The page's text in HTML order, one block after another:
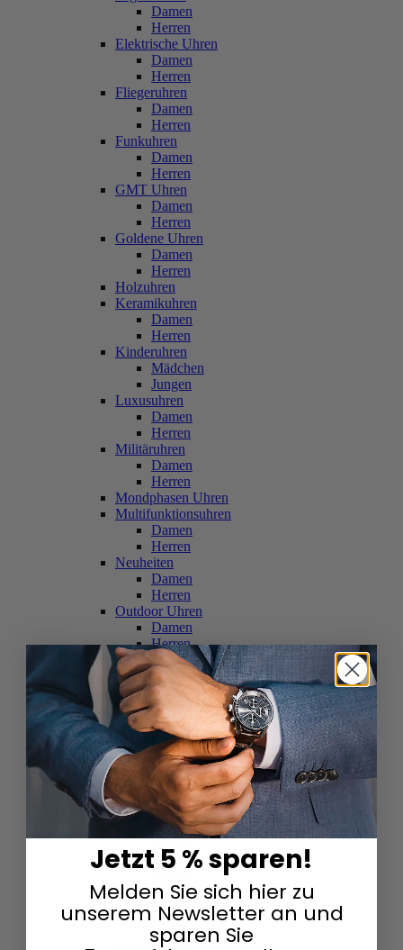
Damen
Herren
Elektrische Uhren
Damen
Herren
Fliegeruhren
Damen
Herren
Funkuhren
Damen
Herren
GMT Uhren
Damen
Herren
Goldene Uhren
Damen
Herren
Holzuhren
Keramikuhren
Damen
Herren
Kinderuhren
Mädchen
Jungen
Luxusuhren
Damen
Herren
Militäruhren
Damen
Herren
Mondphasen Uhren
Multifunktionsuhren
Damen
Herren
Neuheiten
Damen
Herren
Outdoor Uhren
Damen
Herren
Schweizer Uhren
Damen
Herren
Skelettuhren
Damen
Herren
Smartwatches
Damen
Herren
Solaruhren
Herren
Damen
Sportuhren
Damen
Herren
Swarovski & Edelsteine
Damen
Herren
Jetzt 5 % sparen!
Melden Sie sich hier zu
unserem Newsletter an und
sparen Sie